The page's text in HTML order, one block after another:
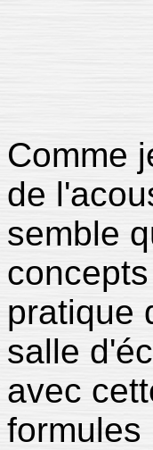
Comme
de
semble
pratique
salle
avec
formules